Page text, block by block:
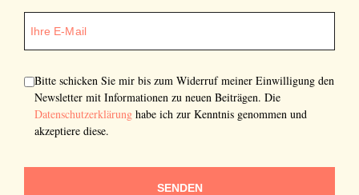
Bitte schicken Sie mir bis zum Widerruf meiner Einwilligung den
Newsletter mit Informationen zu neuen Beiträgen. Die
Datenschutzerklärung habe ich zur Kenntnis genommen und
akzeptiere diese.
SENDEN